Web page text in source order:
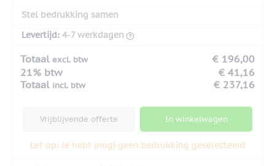
Stel bedrukking samen
Levertijd: 4-7 werkdagen
Totaal excl. btw
€ 196,00
21% btw
€ 41,16
Totaal incl. btw € 237,16
Vrijblijvende offerte In winkelwagen
Let op: Je hebt (nog) geen bedrukking geselecteerd